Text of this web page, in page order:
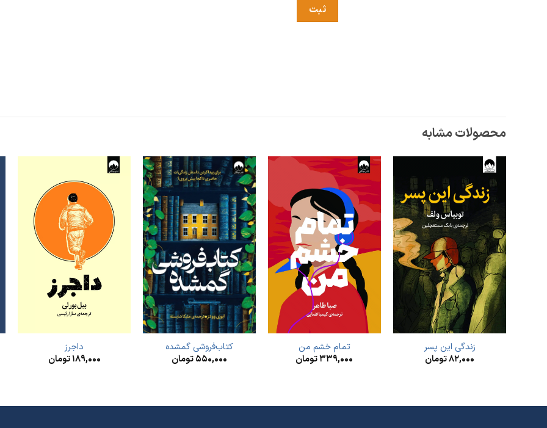
محصولات مشابه
زندگی این پسر
۸۲,۰۰۰تومان
تمام خشم من
۳۳۹,۰۰۰تومان
کتاب‌فروشی گمشده
۵۵۰,۰۰۰تومان
داجرز
۱۸۹,۰۰۰تومان